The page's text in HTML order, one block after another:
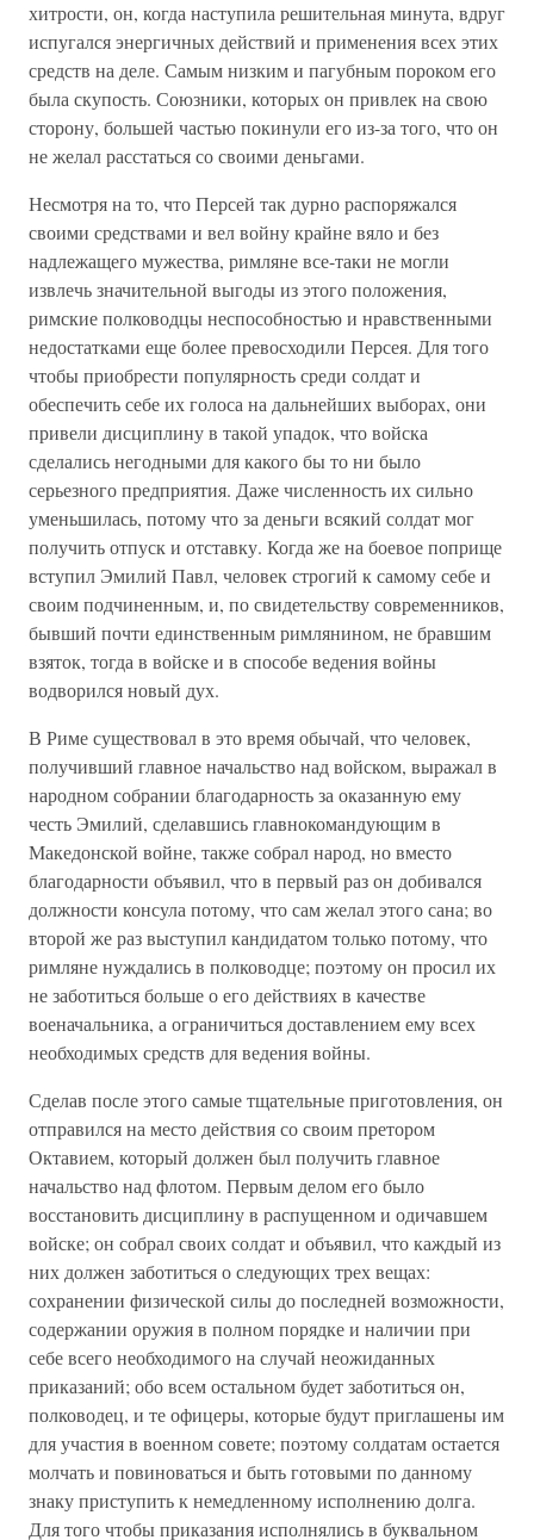
хитрости, он, когда наступила решительная минута, вдруг
испугался энергичных действий и применения всех этих
средств на деле. Самым низким и пагубным пороком его
была скупость. Союзники, которых он привлек на свою
сторону, большей частью покинули его из-за того, что он
не желал расстаться со своими деньгами.
Несмотря на то, что Персей так дурно распоряжался
своими средствами и вел войну крайне вяло и без
надлежащего мужества, римляне все-таки не могли
извлечь значительной выгоды из этого положения,
римские полководцы неспособностью и нравственными
недостатками еще более превосходили Персея. Для того
чтобы приобрести популярность среди солдат и
обеспечить себе их голоса на дальнейших выборах, они
привели дисциплину в такой упадок, что войска
сделались негодными для какого бы то ни было
серьезного предприятия. Даже численность их сильно
уменьшилась, потому что за деньги всякий солдат мог
получить отпуск и отставку. Когда же на боевое поприще
вступил Эмилий Павл, человек строгий к самому себе и
своим подчиненным, и, по свидетельству современников,
бывший почти единственным римлянином, не бравшим
взяток, тогда в войске и в способе ведения войны
водворился новый дух.
В Риме существовал в это время обычай, что человек,
получивший главное начальство над войском, выражал в
народном собрании благодарность за оказанную ему
честь Эмилий, сделавшись главнокомандующим в
Македонской войне, также собрал народ, но вместо
благодарности объявил, что в первый раз он добивался
должности консула потому, что сам желал этого сана; во
второй же раз выступил кандидатом только потому, что
римляне нуждались в полководце; поэтому он просил их
не заботиться больше о его действиях в качестве
военачальника, а ограничиться доставлением ему всех
необходимых средств для ведения войны.
Сделав после этого самые тщательные приготовления, он
отправился на место действия со своим претором
Октавием, который должен был получить главное
начальство над флотом. Первым делом его было
восстановить дисциплину в распущенном и одичавшем
войске; он собрал своих солдат и объявил, что каждый из
них должен заботиться о следующих трех вещах:
сохранении физической силы до последней возможности,
содержании оружия в полном порядке и наличии при
себе всего необходимого на случай неожиданных
приказаний; обо всем остальном будет заботиться он,
полководец, и те офицеры, которые будут приглашены им
для участия в военном совете; поэтому солдатам остается
молчать и повиноваться и быть готовыми по данному
знаку приступить к немедленному исполнению долга.
Для того чтобы приказания исполнялись в буквальном